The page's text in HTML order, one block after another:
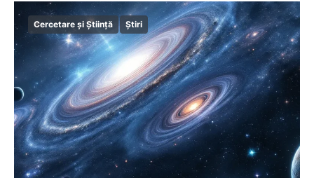
Cercetare și Știință Știri